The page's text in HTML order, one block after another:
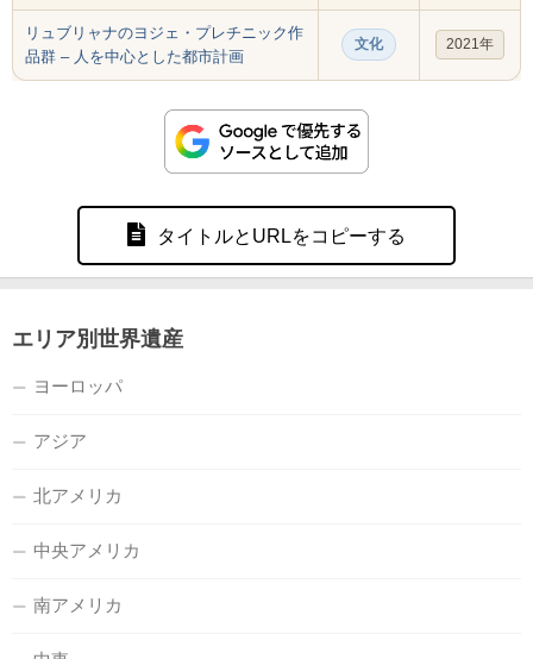
リュブリャナのヨジェ・プレチニック作
品群 – 人を中心とした都市計画
文化 2021年
タイトルとURLをコピーする
エリア別世界遺産
ヨーロッパ
アジア
北アメリカ
中央アメリカ
南アメリカ